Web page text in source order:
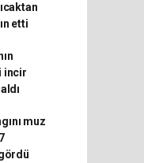
etti
incir
muz